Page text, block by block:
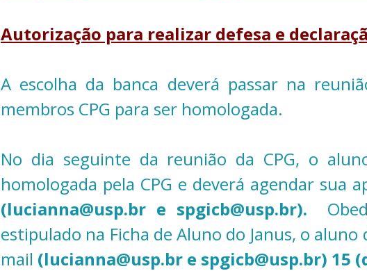
Autorização para realizar defesa e
A escolha da banca deverá passar na
membros CPG para ser homologada.
No dia seguinte da reunião da CPG, o
homologada pela CPG e deverá agendar sua
(lucianna@usp.br e spgicb@usp.br).
estipulado na Ficha de Aluno do Janus, o
mail (lucianna@usp.br e spgicb@usp.br) 15